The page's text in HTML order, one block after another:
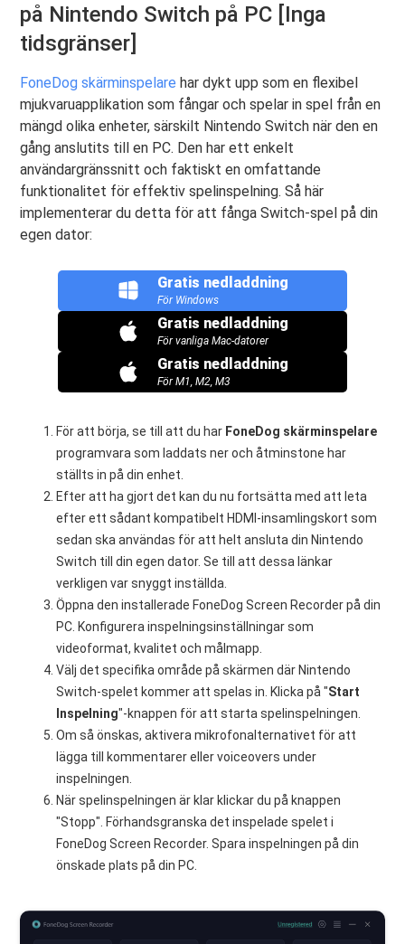
på Nintendo Switch på PC [Inga
tidsgränser]
FoneDog skärminspelare har dykt upp som en flexibel
mjukvaruapplikation som fångar och spelar in spel från en
mängd olika enheter, särskilt Nintendo Switch när den en
gång anslutits till en PC. Den har ett enkelt
användargränssnitt och faktiskt en omfattande
funktionalitet för effektiv spelinspelning. Så här
implementerar du detta för att fånga Switch-spel på din
egen dator:
Gratis nedladdning
För Windows
Gratis nedladdning
För vanliga Mac-datorer
Gratis nedladdning
För M1, M2, M3
För att börja, se till att du har FoneDog skärminspelare
programvara som laddats ner och åtminstone har
ställts in på din enhet.
Efter att ha gjort det kan du nu fortsätta med att leta
efter ett sådant kompatibelt HDMI-insamlingskort som
sedan ska användas för att helt ansluta din Nintendo
Switch till din egen dator. Se till att dessa länkar
verkligen var snyggt inställda.
Öppna den installerade FoneDog Screen Recorder på din
PC. Konfigurera inspelningsinställningar som
videoformat, kvalitet och målmapp.
Välj det specifika område på skärmen där Nintendo
Switch-spelet kommer att spelas in. Klicka på "Start
Inspelning"-knappen för att starta spelinspelningen.
Om så önskas, aktivera mikrofonalternativet för att
lägga till kommentarer eller voiceovers under
inspelningen.
När spelinspelningen är klar klickar du på knappen
"Stopp". Förhandsgranska det inspelade spelet i
FoneDog Screen Recorder. Spara inspelningen på din
önskade plats på din PC.